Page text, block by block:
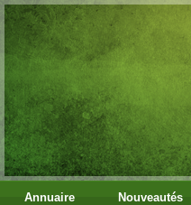
Annuaire Nouveautés